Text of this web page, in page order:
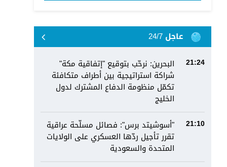
عاجل 24/7
21:24
البحرين: نرحّب بتوقيع "إتفاقية مكة"
شراكة استراتيجية بين أطراف متكافئة
تكمّل منظومة الدفاع المشترك لدول
الخليج
21:10
"أسوشيتد برس": فصائل مسلّحة عراقية
تقرر تأجيل ردّها العسكري على الولايات
المتحدة والسعودية